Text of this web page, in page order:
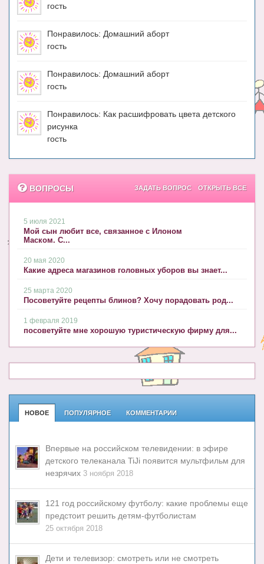
гость
Понравилось: Домашний аборт
гость
Понравилось: Домашний аборт
гость
Понравилось: Как расшифровать цвета детского
рисунка
гость
ВОПРОСЫ ОТКРЫТЬ ВСЕ
ЗАДАТЬ ВОПРОС
5 июля 2021
Мой сын любит все, связанное с Илоном
Маском. С...
20 мая 2020
Какие адреса магазинов головных уборов вы знает...
25 марта 2020
Посоветуйте рецепты блинов? Хочу порадовать род...
1 февраля 2019
посоветуйте мне хорошую туристическую фирму для...
НОВОЕ ПОПУЛЯРНОЕ КОММЕНТАРИИ
Впервые на российском телевидении: в эфире
детского телеканала TiJi появится мультфильм для
незрячих 3 ноября 2018
121 год российскому футболу: какие проблемы еще
предстоит решить детям-футболистам
25 октября 2018
Дети и телевизор: смотреть или не смотреть